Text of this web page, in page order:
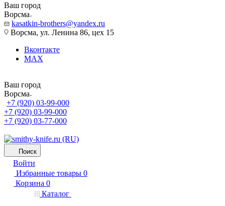
Ваш город
Ворсма
kasatkin-brothers@yandex.ru
Ворсма, ул. Ленина 86, цех 15
Вконтакте
MAX
Ваш город
Ворсма
+7 (920) 03-99-000
+7 (920) 03-99-000
+7 (920) 03-77-000
Поиск
Войти
Избранные товары 0
Корзина 0
Каталог